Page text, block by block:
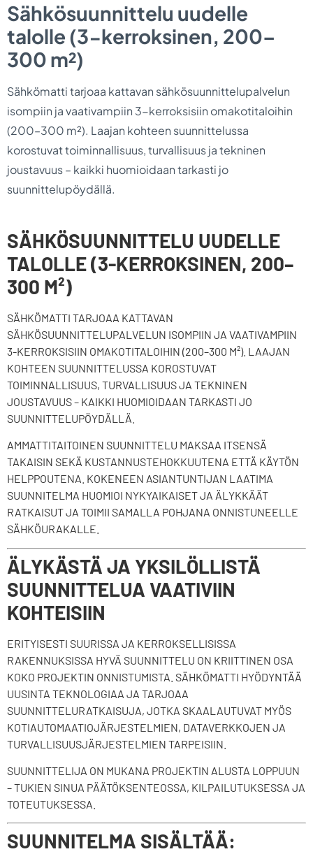
Sähkösuunnittelu uudelle
talolle (3-kerroksinen, 200–
300 m²)
Sähkömatti tarjoaa kattavan sähkösuunnittelupalvelun
isompiin ja vaativampiin 3-kerroksisiin omakotitaloihin
(200–300 m²). Laajan kohteen suunnittelussa
korostuvat toiminnallisuus, turvallisuus ja tekninen
joustavuus – kaikki huomioidaan tarkasti jo
suunnittelupöydällä.
SÄHKÖSUUNNITTELU UUDELLE
TALOLLE (3-KERROKSINEN, 200–
300 M²)
SÄHKÖMATTI TARJOAA KATTAVAN
SÄHKÖSUUNNITTELUPALVELUN ISOMPIIN JA VAATIVAMPIIN
3-KERROKSISIIN OMAKOTITALOIHIN (200–300 M²). LAAJAN
KOHTEEN SUUNNITTELUSSA KOROSTUVAT
TOIMINNALLISUUS, TURVALLISUUS JA TEKNINEN
JOUSTAVUUS – KAIKKI HUOMIOIDAAN TARKASTI JO
SUUNNITTELUPÖYDÄLLÄ.
AMMATTITAITOINEN SUUNNITTELU MAKSAA ITSENSÄ
TAKAISIN SEKÄ KUSTANNUSTEHOKKUUTENA ETTÄ KÄYTÖN
HELPPOUTENA. KOKENEEN ASIANTUNTIJAN LAATIMA
SUUNNITELMA HUOMIOI NYKYAIKAISET JA ÄLYKKÄÄT
RATKAISUT JA TOIMII SAMALLA POHJANA ONNISTUNEELLE
SÄHKÖURAKALLE.
ÄLYKÄSTÄ JA YKSILÖLLISTÄ
SUUNNITTELUA VAATIVIIN
KOHTEISIIN
ERITYISESTI SUURISSA JA KERROKSELLISISSA
RAKENNUKSISSA HYVÄ SUUNNITTELU ON KRIITTINEN OSA
KOKO PROJEKTIN ONNISTUMISTA. SÄHKÖMATTI HYÖDYNTÄÄ
UUSINTA TEKNOLOGIAA JA TARJOAA
SUUNNITTELURATKAISUJA, JOTKA SKAALAUTUVAT MYÖS
KOTIAUTOMAATIOJÄRJESTELMIEN, DATAVERKKOJEN JA
TURVALLISUUSJÄRJESTELMIEN TARPEISIIN.
SUUNNITTELIJA ON MUKANA PROJEKTIN ALUSTA LOPPUUN
– TUKIEN SINUA PÄÄTÖKSENTEOSSA, KILPAILUTUKSESSA JA
TOTEUTUKSESSA.
SUUNNITELMA SISÄLTÄÄ: